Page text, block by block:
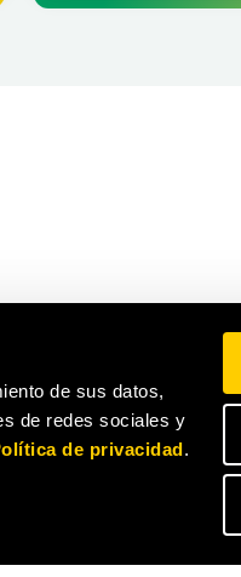
de sus datos,
de redes sociales y
de privacidad.